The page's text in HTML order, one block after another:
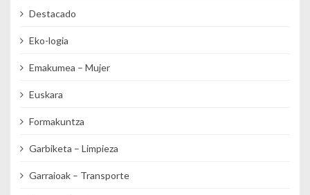
Destacado
Eko-logia
Emakumea – Mujer
Euskara
Formakuntza
Garbiketa – Limpieza
Garraioak – Transporte